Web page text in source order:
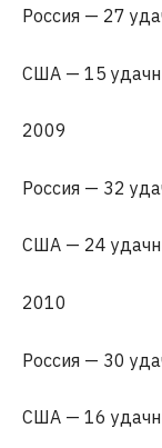
Россия — 27
США — 15
2009
Россия — 32
США — 24
2010
Россия — 30
США — 16